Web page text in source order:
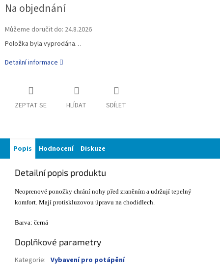
Na objednání
Můžeme doručit do: 24.8.2026
Položka byla vyprodána…
Detailní informace
ZEPTAT SE HLÍDAT SDÍLET
Popis Hodnocení Diskuze
Detailní popis produktu
Neoprenové ponožky chrání nohy před zraněním a udržují tepelný
komfort. Mají protiskluzovou úpravu na chodidlech.
Barva: černá
Doplňkové parametry
Kategorie: Vybavení pro potápění